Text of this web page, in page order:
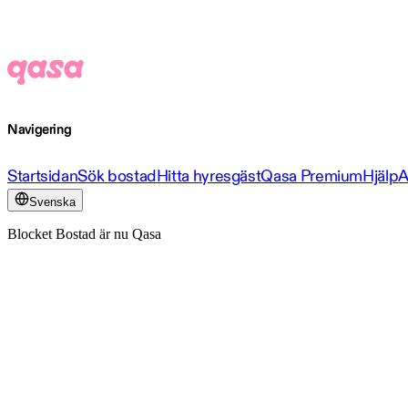
Navigering
StartsidanSök bostadHitta hyresgästQasa PremiumHjälp
Svenska
Blocket Bostad är nu Qasa